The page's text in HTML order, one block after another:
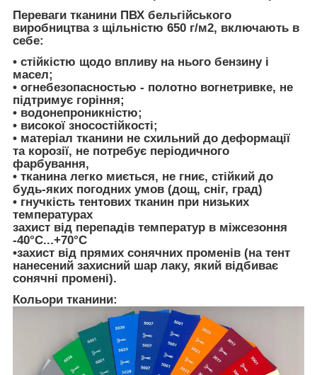
Переваги тканини ПВХ бельгійського
виробництва з щільністю 650 г/м2, включають в
себе:
• стійкістю щодо впливу на нього бензину і
масел;
• огнебезопасностью - полотно вогнетривке, не
підтримує горіння;
• водонепроникністю;
• високої зносостійкості;
• матеріал тканини не схильний до деформації
та корозії, не потребує періодичного
фарбування,
• тканина легко миється, не гниє, стійкий до
будь-яких погодних умов (дощ, сніг, град)
• гнучкість тентових тканин при низьких
температурах
захист від перепадів температур в міжсезоння
-40°C...+70°C
•захист від прямих сонячних променів (на тент
нанесений захисний шар лаку, який відбиває
сонячні промені).
Кольори тканини: